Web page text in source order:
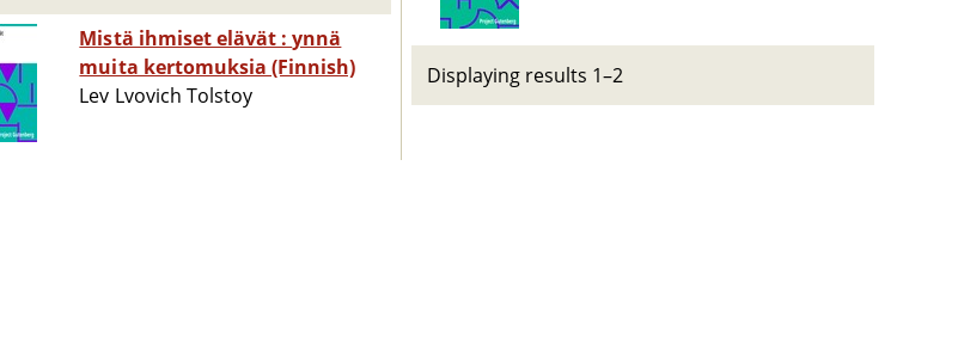
Mistä ihmiset elävät : ynnä
muita kertomuksia (Finnish)
Lev Lvovich Tolstoy
Displaying results 1–2